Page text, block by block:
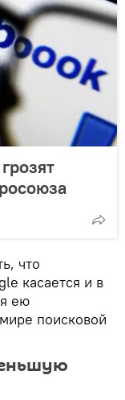
что
касается и в
ею
поисковой